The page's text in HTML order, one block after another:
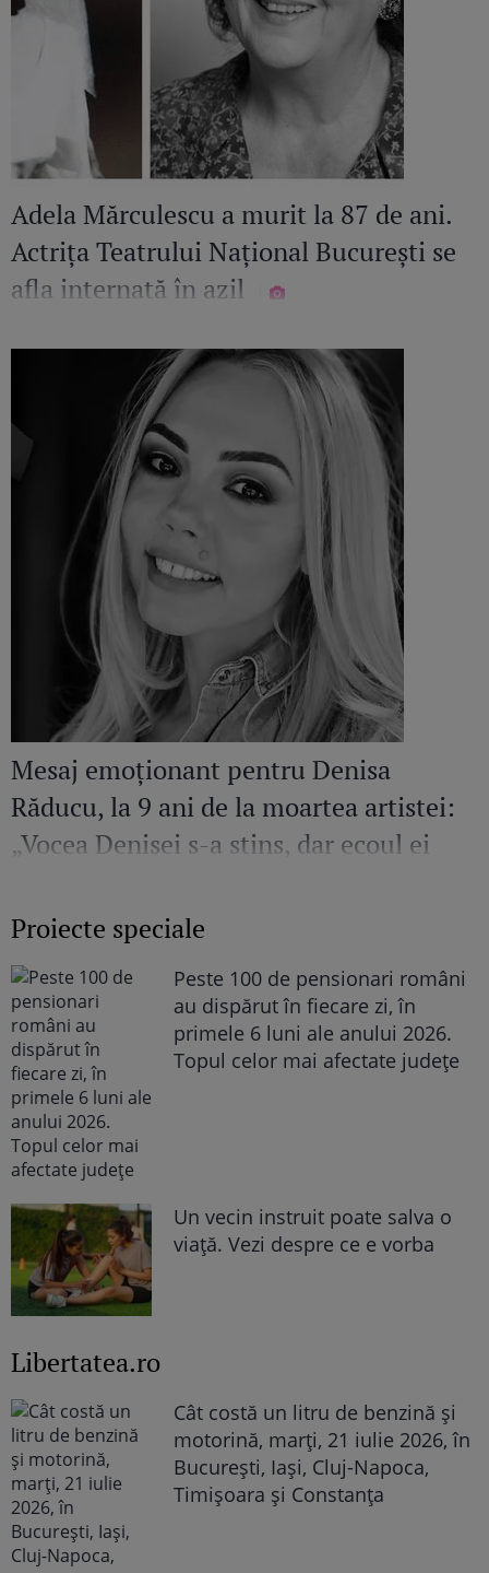
Adela Mărculescu a murit la 87 de ani.
Actrița Teatrului Național București se
afla internată în azil
Mesaj emoționant pentru Denisa
Răducu, la 9 ani de la moartea artistei:
„Vocea Denisei s-a stins, dar ecoul ei
Proiecte speciale
Peste 100 de pensionari români
au dispărut în fiecare zi, în
primele 6 luni ale anului 2026.
Topul celor mai afectate județe
Un vecin instruit poate salva o
viață. Vezi despre ce e vorba
Libertatea.ro
Cât costă un litru de benzină și
motorină, marți, 21 iulie 2026, în
București, Iași, Cluj-Napoca,
Timișoara și Constanța